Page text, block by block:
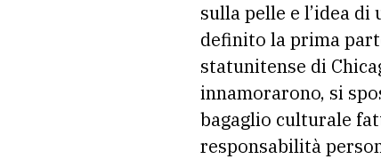
sulla pelle e l’idea
definito la prima
statunitense di
innamorarono, si
bagaglio culturale
responsabilità